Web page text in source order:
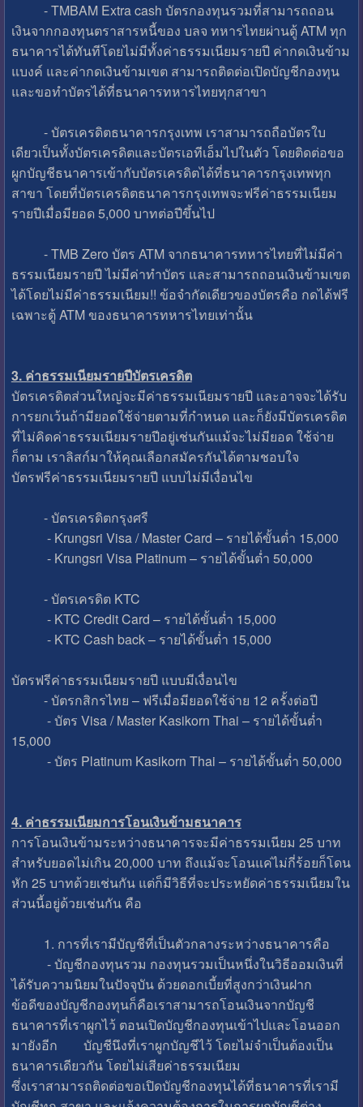
- TMBAM Extra cash บัตรกองทุนรวมที่สามารถถอน
เงินจากกองทุนตราสารหนี้ของ บลจ ทหารไทยผ่านตู้ ATM ทุก
ธนาคารได้ทันทีโดยไม่มีทั้งค่าธรรมเนียมรายปี ค่ากดเงินข้าม
แบงค์ และค่ากดเงินข้ามเขต สามารถติดต่อเปิดบัญชีกองทุน
และขอทำบัตรได้ที่ธนาคารทหารไทยทุกสาขา
- บัตรเครดิตธนาคารกรุงเทพ เราสามารถถือบัตรใบ
เดียวเป็นทั้งบัตรเครดิตและบัตรเอทีเอ็มไปในตัว โดยติดต่อขอ
ผูกบัญชีธนาคารเข้ากับบัตรเครดิตได้ที่ธนาคารกรุงเทพทุก
สาขา โดยที่บัตรเครดิตธนาคารกรุงเทพจะฟรีค่าธรรมเนียม
รายปีเมื่อมียอด 5,000 บาทต่อปีขึ้นไป
- TMB Zero บัตร ATM จากธนาคารทหารไทยที่ไม่มีค่า
ธรรมเนียมรายปี ไม่มีค่าทำบัตร และสามารถถอนเงินข้ามเขต
ได้โดยไม่มีค่าธรรมเนียม!! ข้อจำกัดเดียวของบัตรคือ กดได้ฟรี
เฉพาะตู้ ATM ของธนาคารทหารไทยเท่านั้น
3. ค่าธรรมเนียมรายปีบัตรเครดิต
บัตรเครดิตส่วนใหญ่จะมีค่าธรรมเนียมรายปี และอาจจะได้รับ
การยกเว้นถ้ามียอดใช้จ่ายตามที่กำหนด และก็ยังมีบัตรเครดิต
ที่ไม่คิดค่าธรรมเนียมรายปีอยู่เช่นกันแม้จะไม่มียอด ใช้จ่าย
ก็ตาม เราลิสก์มาให้คุณเลือกสมัครกันได้ตามชอบใจ
บัตรฟรีค่าธรรมเนียมรายปี แบบไม่มีเงื่อนไข
- บัตรเครดิตกรุงศรี
- Krungsri Visa / Master Card – รายได้ขั้นต่ำ 15,000
- Krungsri Visa Platinum – รายได้ขั้นต่ำ 50,000
- บัตรเครดิต KTC
- KTC Credit Card – รายได้ขั้นต่ำ 15,000
- KTC Cash back – รายได้ขั้นต่ำ 15,000
บัตรฟรีค่าธรรมเนียมรายปี แบบมีเงื่อนไข
- บัตรกสิกรไทย – ฟรีเมื่อมียอดใช้จ่าย 12 ครั้งต่อปี
- บัตร Visa / Master Kasikorn Thai – รายได้ขั้นต่ำ
15,000
- บัตร Platinum Kasikorn Thai – รายได้ขั้นต่ำ 50,000
4. ค่าธรรมเนียมการโอนเงินข้ามธนาคาร
การโอนเงินข้ามระหว่างธนาคารจะมีค่าธรรมเนียม 25 บาท
สำหรับยอดไม่เกิน 20,000 บาท ถึงแม้จะโอนแค่ไม่กี่ร้อยก็โดน
หัก 25 บาทด้วยเช่นกัน แต่ก็มีวิธีที่จะประหยัดค่าธรรมเนียมใน
ส่วนนี้อยู่ด้วยเช่นกัน คือ
1. การที่เรามีบัญชีที่เป็นตัวกลางระหว่างธนาคารคือ
- บัญชีกองทุนรวม กองทุนรวมเป็นหนึ่งในวิธีออมเงินที่
ได้รับความนิยมในปัจจุบัน ด้วยดอกเบี้ยที่สูงกว่าเงินฝาก
ข้อดีของบัญชีกองทุนก็คือเราสามารถโอนเงินจากบัญชี
ธนาคารที่เราผูกไว้ ตอนเปิดบัญชีกองทุนเข้าไปและโอนออก
มายังอีก บัญชีนึงที่เราผูกบัญชีไว้ โดยไม่จำเป็นต้องเป็น
ธนาคารเดียวกัน โดยไม่เสียค่าธรรมเนียม
ซึ่งเราสามารถติดต่อขอเปิดบัญชีกองทุนได้ที่ธนาคารที่เรามี